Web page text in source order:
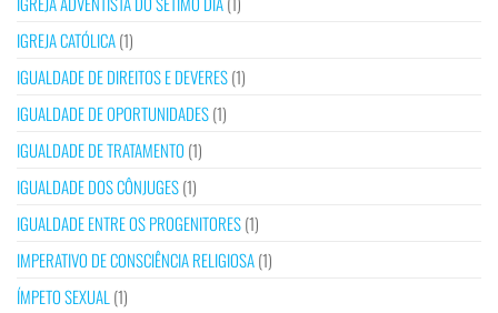
IGREJA CATÓLICA(1)
IGUALDADE DE DIREITOS E DEVERES(1)
IGUALDADE DE OPORTUNIDADES(1)
IGUALDADE DE TRATAMENTO (1)
IGUALDADE DOS CÔNJUGES(1)
IGUALDADE ENTRE OS PROGENITORES(1)
IMPERATIVO DE CONSCIÊNCIA RELIGIOSA(1)
ÍMPETO SEXUAL (1)